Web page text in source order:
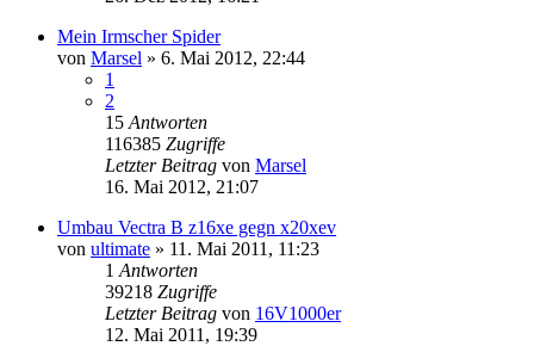
Mein Irmscher Spider
von Marsel » 6. Mai 2012, 22:44
1
2
15 Antworten
116385 Zugriffe
Letzter Beitrag von Marsel
16. Mai 2012, 21:07
Umbau Vectra B z16xe gegn x20xev
von ultimate » 11. Mai 2011, 11:23
1 Antworten
39218 Zugriffe
Letzter Beitrag von 16V1000er
12. Mai 2011, 19:39